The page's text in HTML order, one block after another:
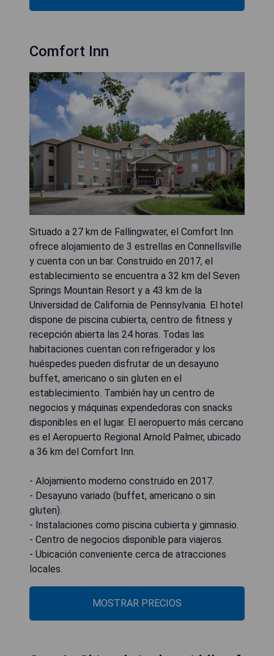
Comfort Inn
Situado a 27 km de Fallingwater, el Comfort Inn
ofrece alojamiento de 3 estrellas en Connellsville
y cuenta con un bar. Construido en 2017, el
establecimiento se encuentra a 32 km del Seven
Springs Mountain Resort y a 43 km de la
Universidad de California de Pennsylvania. El hotel
dispone de piscina cubierta, centro de fitness y
recepción abierta las 24 horas. Todas las
habitaciones cuentan con refrigerador y los
huéspedes pueden disfrutar de un desayuno
buffet, americano o sin gluten en el
establecimiento. También hay un centro de
negocios y máquinas expendedoras con snacks
disponibles en el lugar. El aeropuerto más cercano
es el Aeropuerto Regional Arnold Palmer, ubicado
a 36 km del Comfort Inn.
- Alojamiento moderno construido en 2017.
- Desayuno variado (buffet, americano o sin
gluten).
- Instalaciones como piscina cubierta y gimnasio.
- Centro de negocios disponible para viajeros.
- Ubicación conveniente cerca de atracciones
locales.
MOSTRAR PRECIOS